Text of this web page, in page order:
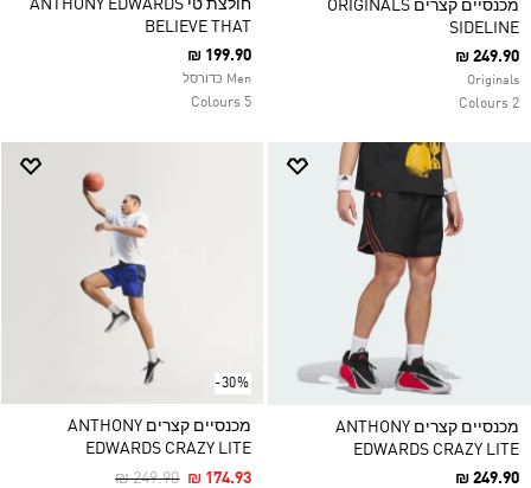
מכנסיים קצרים ORIGINALS
SIDELINE
₪ 249.90
Originals
2 Colours
חולצת טי ANTHONY EDWARDS
BELIEVE THAT
₪ 199.90
Men כדורסל
5 Colours
מכנסיים קצרים ANTHONY
EDWARDS CRAZY LITE
₪ 249.90
-30%
מכנסיים קצרים ANTHONY
EDWARDS CRAZY LITE
Price Reduced From
₪ 249.90To₪ 174.93